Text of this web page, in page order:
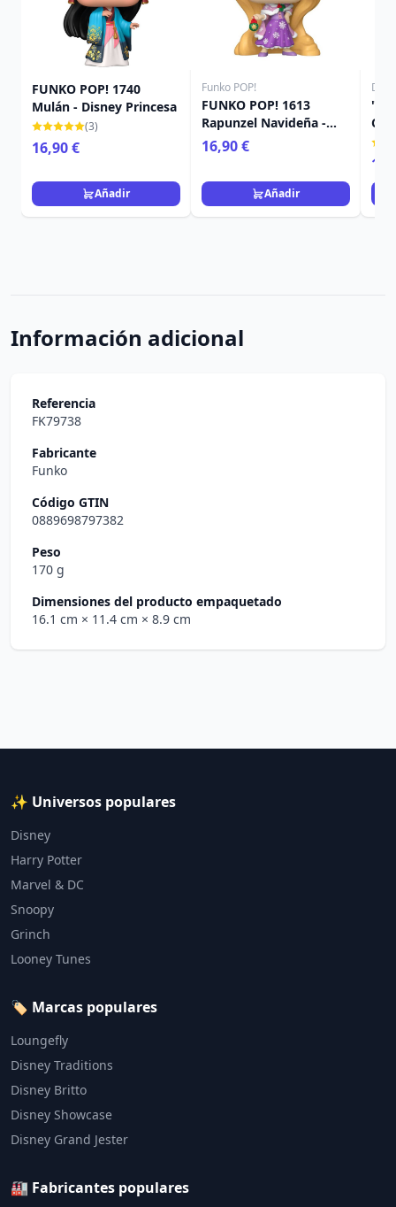
FUNKO POP! 1740
Mulán - Disney Princesa
(3)
16,90 €
Añadir
Funko POP!
FUNKO POP! 1613
Rapunzel Navideña -
Disney Princese
16,90 €
Añadir
"LA
Información adicional
Referencia
FK79738
Fabricante
Funko
Código GTIN
0889698797382
Peso
170 g
Dimensiones del producto empaquetado
16.1 cm × 11.4 cm × 8.9 cm
✨ Universos populares
Disney
Harry Potter
Marvel & DC
Snoopy
Grinch
Looney Tunes
🏷️ Marcas populares
Loungefly
Disney Traditions
Disney Britto
Disney Showcase
Disney Grand Jester
🏭 Fabricantes populares